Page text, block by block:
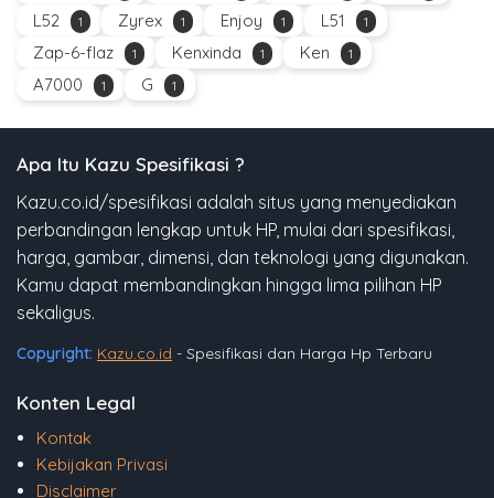
L52 1 Zyrex 1 Enjoy 1 L51 1
Zap-6-flaz 1 Kenxinda 1 Ken 1
A7000 1 G 1
Apa Itu Kazu Spesifikasi ?
Kazu.co.id/spesifikasi adalah situs yang menyediakan
perbandingan lengkap untuk HP, mulai dari spesifikasi,
harga, gambar, dimensi, dan teknologi yang digunakan.
Kamu dapat membandingkan hingga lima pilihan HP
sekaligus.
Copyright: Kazu.co.id - Spesifikasi dan Harga Hp Terbaru
Konten Legal
Kontak
Kebijakan Privasi
Disclaimer